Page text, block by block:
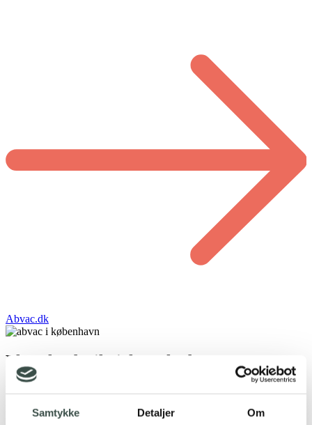
Samtykke Detaljer Om
Abvac.dk
Flere leads til virksomheden
kort efter samarbejdets begyndelse, så vi hurtigst muligt kunne